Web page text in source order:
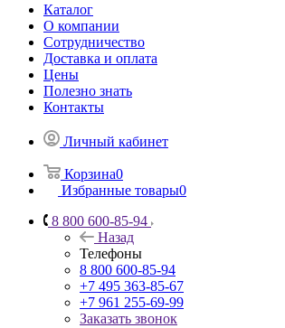
Каталог
О компании
Сотрудничество
Доставка и оплата
Цены
Полезно знать
Контакты
Личный кабинет
Корзина0
Избранные товары0
8 800 600-85-94
Назад
Телефоны
8 800 600-85-94
+7 495 363-85-67
+7 961 255-69-99
Заказать звонок